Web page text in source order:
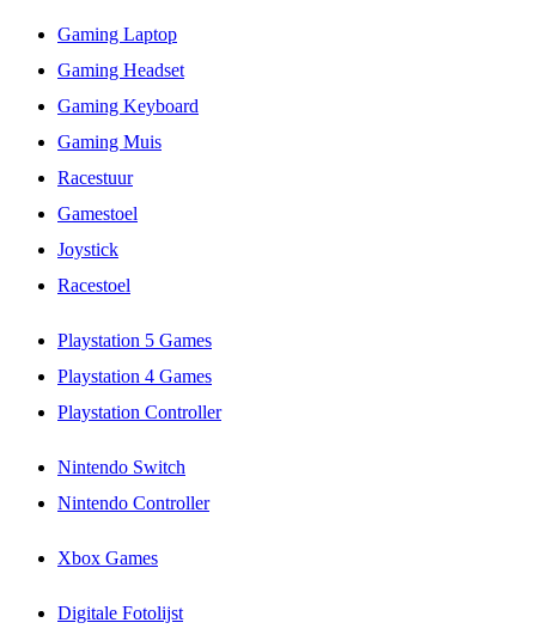
Gaming Laptop
Gaming Headset
Gaming Keyboard
Gaming Muis
Racestuur
Gamestoel
Joystick
Racestoel
Playstation 5 Games
Playstation 4 Games
Playstation Controller
Nintendo Switch
Nintendo Controller
Xbox Games
Digitale Fotolijst